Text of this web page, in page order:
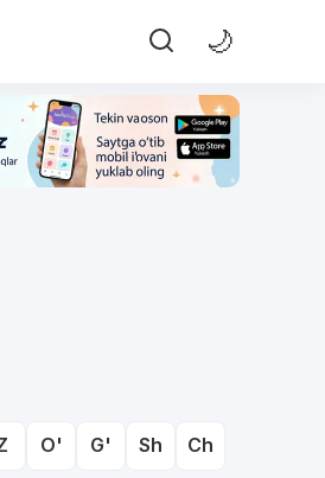
🌙
O' G' Sh Ch